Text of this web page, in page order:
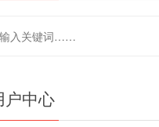
户中心